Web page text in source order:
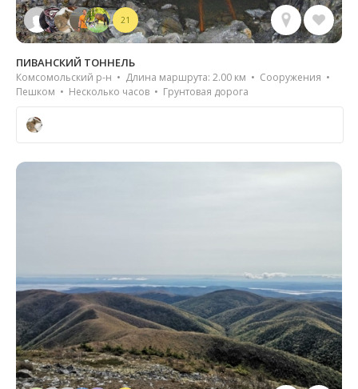
21
ПИВАНСКИЙ ТОННЕЛЬ
Комсомольский р-н • Длина маршрута: 2.00 км • Сооружения •
Пешком • Несколько часов • Грунтовая дорога